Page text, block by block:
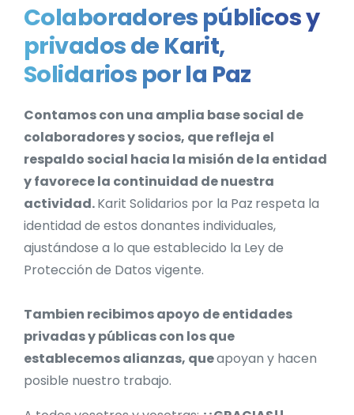
Colaboradores públicos y
privados de Karit,
Solidarios por la Paz
Contamos con una amplia base social de
colaboradores y socios, que refleja el
respaldo social hacia la misión de la entidad
y favorece la continuidad de nuestra
actividad.Karit Solidarios por la Paz respeta la
identidad de estos donantes individuales,
ajustándose a lo que establecido la Ley de
Protección de Datos vigente.
Tambien recibimos apoyo de entidades
privadas y públicas con los que
establecemos alianzas, queapoyan y hacen
posible nuestro trabajo.